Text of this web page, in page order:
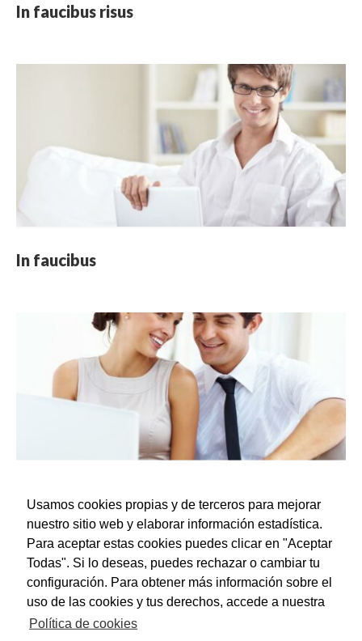
In faucibus risus
In faucibus
Donec tellus leo
Usamos cookies propias y de terceros para mejorar
nuestro sitio web y elaborar información estadística.
Para aceptar estas cookies puedes clicar en "Aceptar
Todas". Si lo deseas, puedes rechazar o cambiar tu
configuración. Para obtener más información sobre el
uso de las cookies y tus derechos, accede a nuestra
Política de cookies